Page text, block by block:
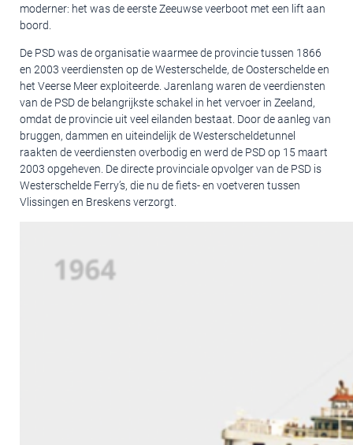
moderner: het was de eerste Zeeuwse veerboot met een lift aan
boord.
De PSD was de organisatie waarmee de provincie tussen 1866
en 2003 veerdiensten op de Westerschelde, de Oosterschelde en
het Veerse Meer exploiteerde. Jarenlang waren de veerdiensten
van de PSD de belangrijkste schakel in het vervoer in Zeeland,
omdat de provincie uit veel eilanden bestaat. Door de aanleg van
bruggen, dammen en uiteindelijk de Westerscheldetunnel
raakten de veerdiensten overbodig en werd de PSD op 15 maart
2003 opgeheven. De directe provinciale opvolger van de PSD is
Westerschelde Ferry’s, die nu de fiets- en voetveren tussen
Vlissingen en Breskens verzorgt.